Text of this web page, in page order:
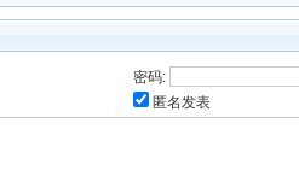
密码:
匿名发表